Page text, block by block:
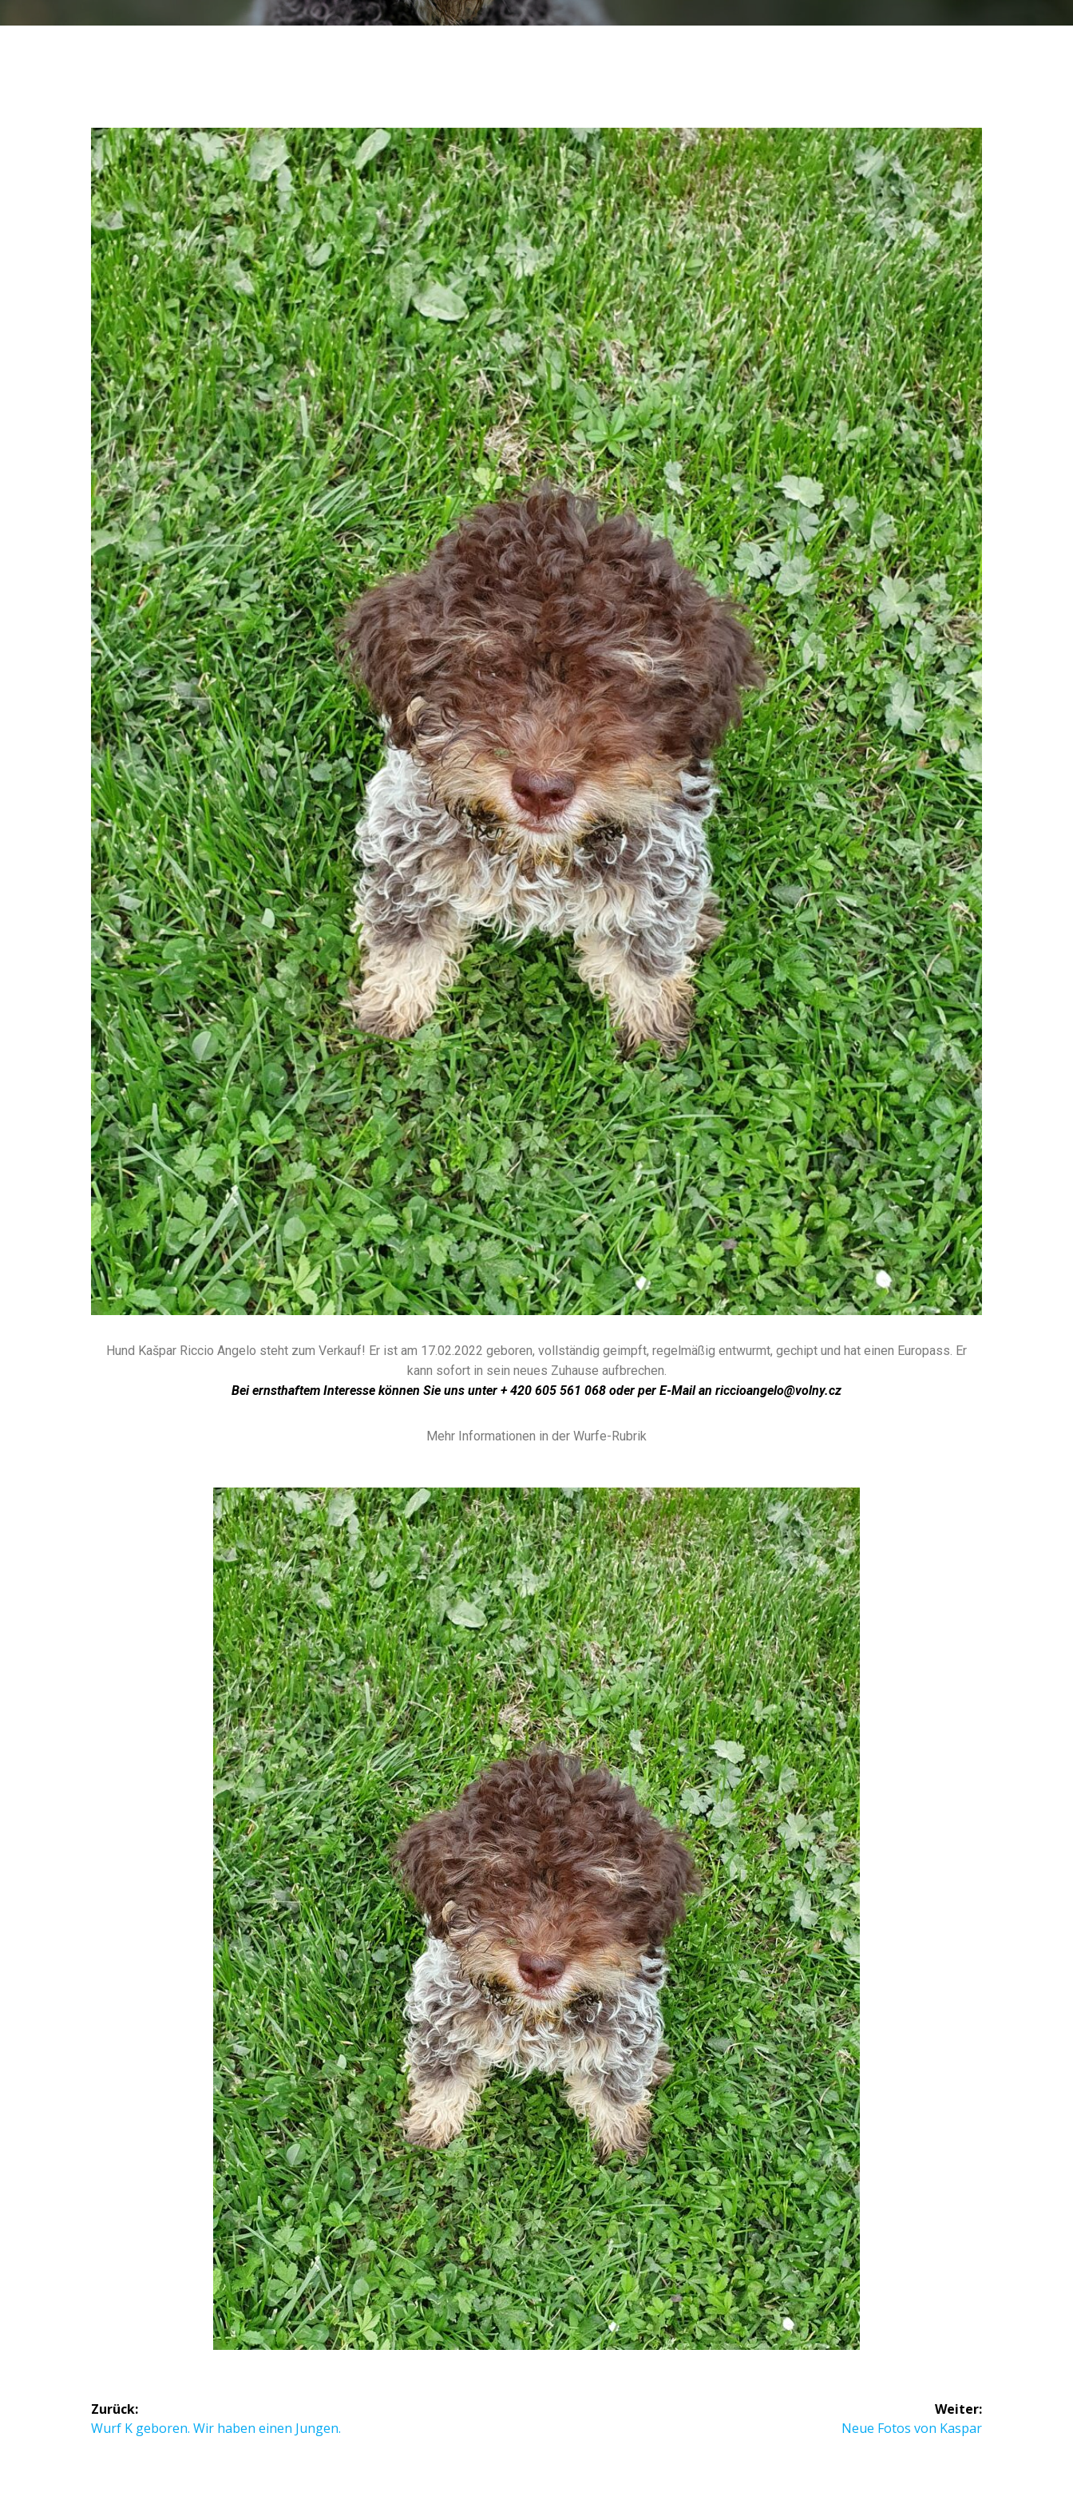
Hund Kašpar Riccio Angelo steht zum Verkauf! Er ist am 17.02.2022 geboren, vollständig geimpft, regelmäßig entwurmt, gechipt und hat einen Europass. Er
kann sofort in sein neues Zuhause aufbrechen.
Bei ernsthaftem Interesse können Sie uns unter + 420 605 561 068 oder per E-Mail an riccioangelo@volny.cz
Mehr Informationen in der Wurfe-Rubrik
Zurück:
Wurf K geboren. Wir haben einen Jungen.
Weiter:
Neue Fotos von Kaspar